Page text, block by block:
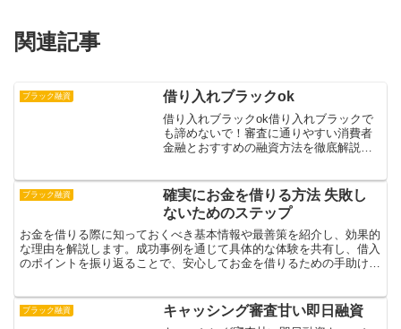
関連記事
ブラック融資 借り入れブラックok
借り入れブラックok借り入れブラックで
も諦めないで！審査に通りやすい消費者
金融とおすすめの融資方法を徹底解説ブ
に載っていても、審査基準を満たせば融
資を受けられる可能性が...
ブラック融資
確実にお金を借りる方法 失敗し
ないためのステップ
お金を借りる際に知っておくべき基本情報や最善策を紹介し、効果的
な理由を解説します。成功事例を通じて具体的な体験を共有し、借入
のポイントを振り返ることで、安心してお金を借りるための手助けを
ブラック融資 キャッシング審査甘い即日融資